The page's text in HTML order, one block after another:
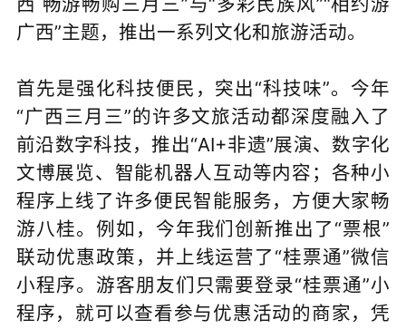
广西”主题，推出一系列文化和旅游活动。
首先是强化科技便民，突出“科技味”。今年
“广西三月三”的许多文旅活动都深度融入了
前沿数字科技，推出“AI+非遗”展演、数字化
文博展览、智能机器人互动等内容；各种小
程序上线了许多便民智能服务，方便大家畅
游八桂。例如，今年我们创新推出了“票根”
联动优惠政策，并上线运营了“桂票通”微信
小程序。游客朋友们只需要登录“桂票通”小
程序，就可以查看参与优惠活动的商家，凭